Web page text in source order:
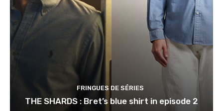
FRINGUES DE SÉRIES
THE SHARDS : Bret’s blue shirt in episode 2